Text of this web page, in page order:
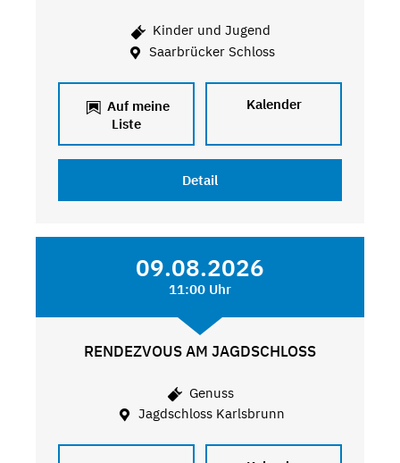
Kinder und Jugend
Saarbrücker Schloss
Auf meine
Liste
Kalender
Detail
09.08.2026
11:00 Uhr
RENDEZVOUS AM JAGDSCHLOSS
Genuss
Jagdschloss Karlsbrunn